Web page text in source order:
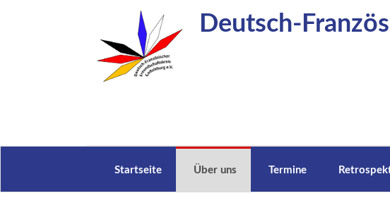
Deutsch-
Startseite Über uns Termine